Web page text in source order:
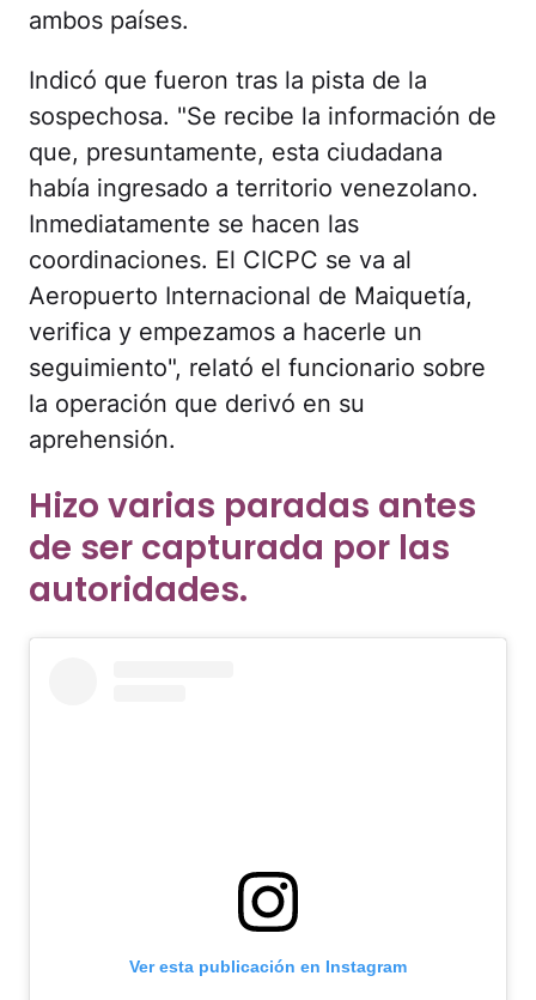
ambos países.
Indicó que fueron tras la pista de la
sospechosa. "Se recibe la información de
que, presuntamente, esta ciudadana
había ingresado a territorio venezolano.
Inmediatamente se hacen las
coordinaciones. El CICPC se va al
Aeropuerto Internacional de Maiquetía,
verifica y empezamos a hacerle un
seguimiento", relató el funcionario sobre
la operación que derivó en su
aprehensión.
Hizo varias paradas antes
de ser capturada por las
autoridades.
Ver esta publicación en Instagram